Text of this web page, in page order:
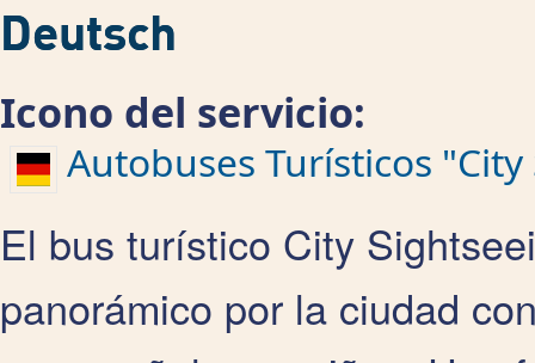
Deutsch
Icono del servicio:
Autobuses Turísticos
El bus turístico City
panorámico por la ciudad